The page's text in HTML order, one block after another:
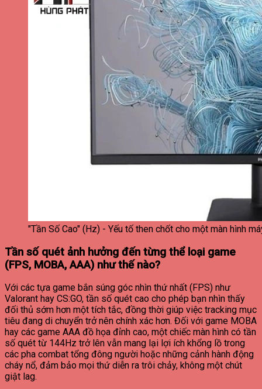
"Tần Số Cao" (Hz) - Yếu tố then chốt cho một màn hình
Tần số quét ảnh hưởng đến từng thể loại game
(FPS, MOBA, AAA) như thế nào?
Với các tựa game bắn súng góc nhìn thứ nhất (FPS) như
Valorant hay CS:GO, tần số quét cao cho phép bạn nhìn thấy
đối thủ sớm hơn một tích tắc, đồng thời giúp việc tracking mục
tiêu đang di chuyển trở nên chính xác hơn. Đối với game MOBA
hay các game AAA đồ họa đỉnh cao, một chiếc màn hình có tần
số quét từ 144Hz trở lên vẫn mang lại lợi ích khổng lồ trong
các pha combat tổng đông người hoặc những cảnh hành động
cháy nổ, đảm bảo mọi thứ diễn ra trôi chảy, không một chút
giật lag.